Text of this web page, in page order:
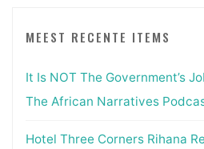
MEEST RECENTE ITEMS
It Is NOT The Government’s
The African Narratives
Hotel Three Corners Rihana